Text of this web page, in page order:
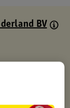
BV